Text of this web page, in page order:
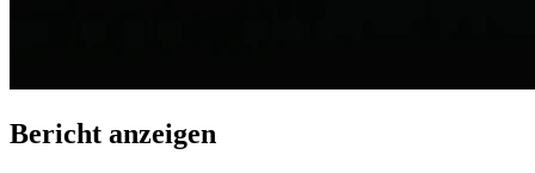
Bericht anzeigen